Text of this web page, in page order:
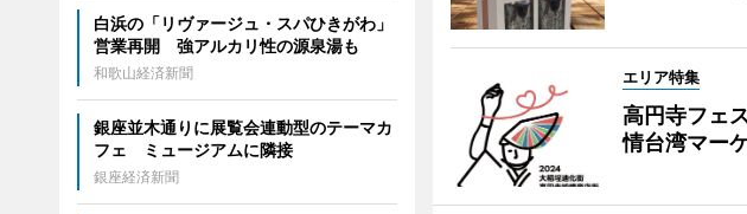
エリア特集
高円寺フェ
情台湾マー
白浜の「リヴァージュ・スパひきがわ」
営業再開 強アルカリ性の源泉湯も
和歌山経済新聞
銀座並木通りに展覧会連動型のテーマカ
フェ ミュージアムに隣接
銀座経済新聞